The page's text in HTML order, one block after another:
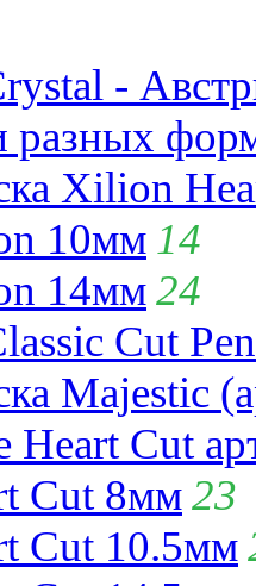
-
разных
Xilion
10мм 14
14мм24
Cut
Majestic
Heart Cut
Cut 8мм23
Cut 10.5мм